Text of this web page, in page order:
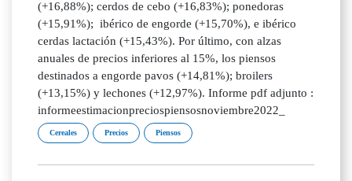
(+16,88%); cerdos de cebo (+16,83%); ponedoras
(+15,91%); ibérico de engorde (+15,70%), e ibérico
cerdas lactación (+15,43%). Por último, con alzas
anuales de precios inferiores al 15%, los piensos
destinados a engorde pavos (+14,81%); broilers
(+13,15%) y lechones (+12,97%). Informe pdf adjunto :
informeestimacionpreciospiensosnoviembre2022_
Cereales Precios Piensos